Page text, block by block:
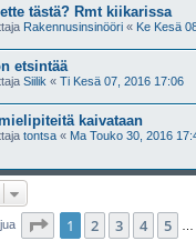
tästä? Rmt kiikarissa
Rakennusinsinööri « Ke Kesä
etsintää
Siilik « Ti Kesä 07, 2016 17:06
kaivataan
tontsa « Ma Touko 30, 2016
Sivu /18
1 2 3 4 5